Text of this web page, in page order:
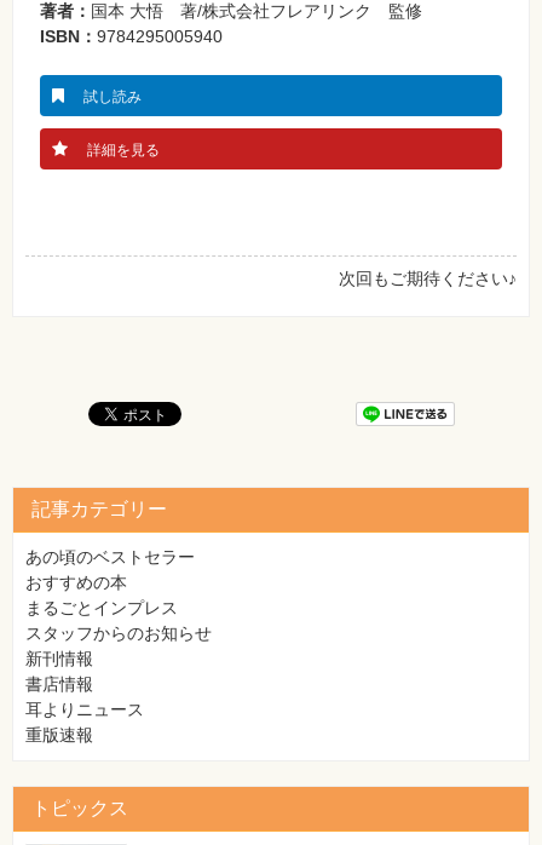
著者： 国本 大悟 著/株式会社フレアリンク 監修
ISBN： 9784295005940
試し読み
詳細を見る
次回もご期待ください♪
記事カテゴリー
あの頃のベストセラー
おすすめの本
まるごとインプレス
スタッフからのお知らせ
新刊情報
書店情報
耳よりニュース
重版速報
トピックス